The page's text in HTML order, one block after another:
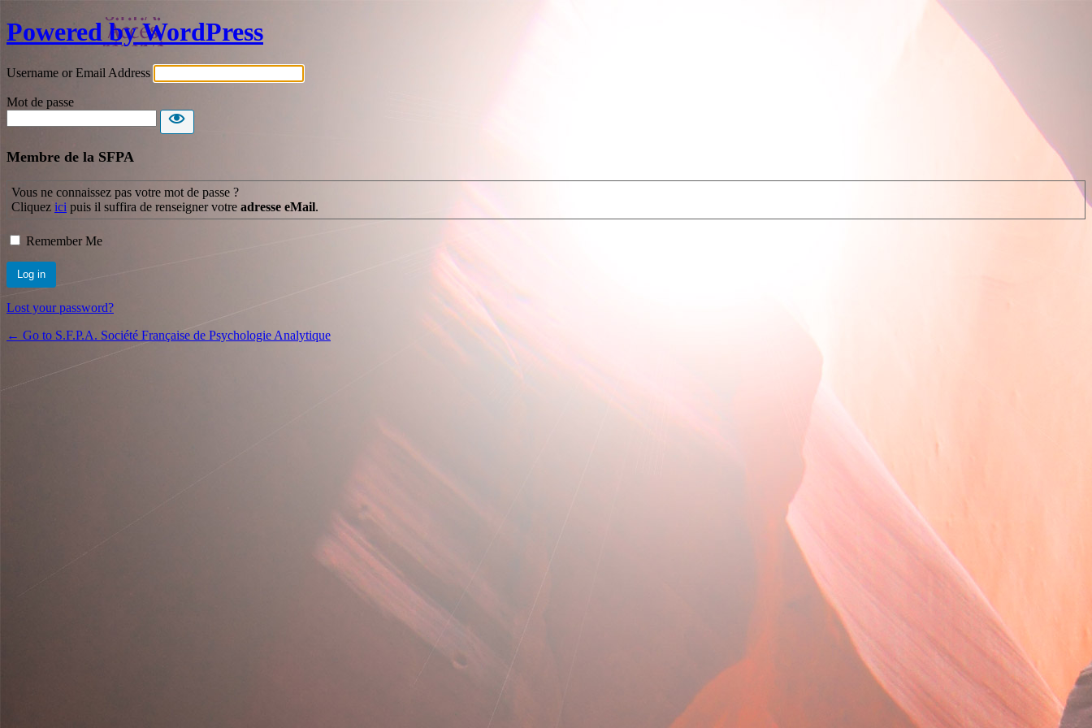
Powered by WordPress
Username or Email Address
Mot de passe
Membre de la SFPA
Vous ne connaissez pas votre mot de passe ?
Cliquez ici puis il suffira de renseigner votre adresse eMail.
Remember Me
Lost your password?
← Go to S.F.P.A. Société Française de Psychologie Analytique